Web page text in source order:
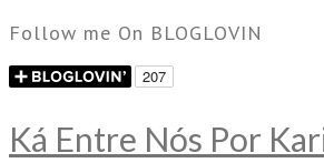
Follow me On BLOGLOVIN
Ká Entre Nós Por